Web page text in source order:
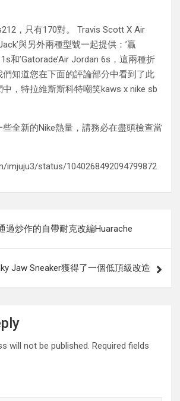
，只有170對。 Travis Scott X Air
與另外兩種型號一起提供：’贏
和’Gatorade’Air Jordan 6s，這兩種折
知道您在下面的評論部分中看到了此
，特拉維斯斯科特嘲笑kaws x nike sb
全新的Nike熱量，請務必在盡頭檢查當
imjuju3/status/1040268492094799872
過炒作的自帶耐克改編Huarache
Jaw Sneaker獲得了一個低頂級改造
will not be published. Required fields